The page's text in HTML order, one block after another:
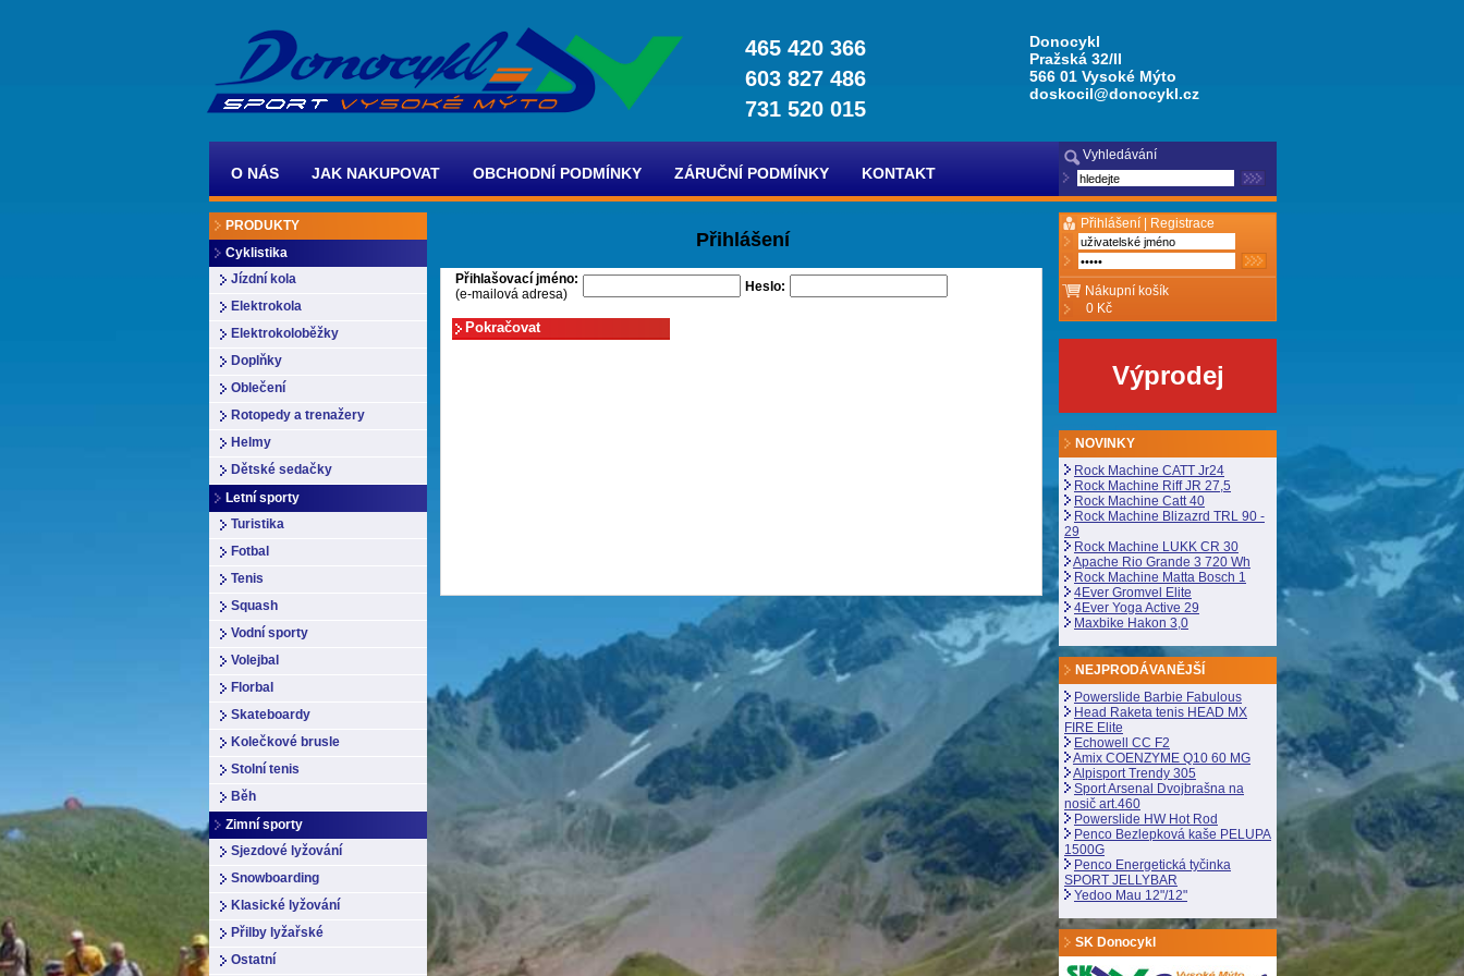
465 420 366
603 827 486
731 520 015
Donocykl
Pražská 32/II
566 01 Vysoké Mýto
doskocil@donocykl.cz
O NÁS JAK NAKUPOVAT OBCHODNÍ PODMÍNKY ZÁRUČNÍ PODMÍNKY KONTAKT
Vyhledávání
PRODUKTY
Cyklistika
Jízdní kola
Elektrokola
Elektrokoloběžky
Doplňky
Oblečení
Rotopedy a trenažery
Helmy
Dětské sedačky
Letní sporty
Turistika
Fotbal
Tenis
Squash
Vodní sporty
Volejbal
Florbal
Skateboardy
Kolečkové brusle
Stolní tenis
Běh
Zimní sporty
Sjezdové lyžování
Snowboarding
Klasické lyžování
Přilby lyžařské
Ostatní
Přihlášení
Přihlašovací jméno:
(e-mailová adresa)
Heslo:
Přihlášení | Registrace
Nákupní košík
0 Kč
Výprodej
NOVINKY
Rock Machine CATT Jr24
Rock Machine Riff JR 27,5
Rock Machine Catt 40
Rock Machine Blizazrd TRL 90 -
29
Rock Machine LUKK CR 30
Apache Rio Grande 3 720 Wh
Rock Machine Matta Bosch 1
4Ever Gromvel Elite
4Ever Yoga Active 29
Maxbike Hakon 3,0
NEJPRODÁVANĚJŠÍ
Powerslide Barbie Fabulous
Head Raketa tenis HEAD MX
FIRE Elite
Echowell CC F2
Amix COENZYME Q10 60 MG
Alpisport Trendy 305
Sport Arsenal Dvojbrašna na
nosič art.460
Powerslide HW Hot Rod
Penco Bezlepková kaše PELUPA
1500G
Penco Energetická tyčinka
SPORT JELLYBAR
Yedoo Mau 12"/12"
SK Donocykl